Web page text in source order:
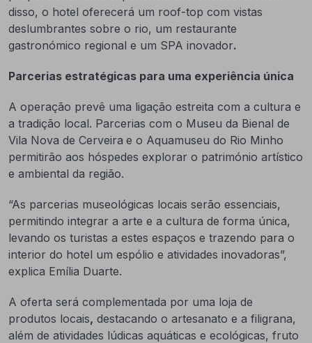
disso, o hotel oferecerá um roof-top com vistas
deslumbrantes sobre o rio, um restaurante
gastronómico regional e um SPA inovador.
Parcerias estratégicas para uma experiência única
A operação prevê uma ligação estreita com a cultura e
a tradição local. Parcerias com o Museu da Bienal de
Vila Nova de Cerveira e o Aquamuseu do Rio Minho
permitirão aos hóspedes explorar o património artístico
e ambiental da região.
“As parcerias museológicas locais serão essenciais,
permitindo integrar a arte e a cultura de forma única,
levando os turistas a estes espaços e trazendo para o
interior do hotel um espólio e atividades inovadoras”,
explica Emília Duarte.
A oferta será complementada por uma loja de
produtos locais, destacando o artesanato e a filigrana,
além de atividades lúdicas aquáticas e ecológicas, fruto